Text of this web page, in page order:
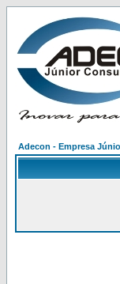
Adecon - Empresa